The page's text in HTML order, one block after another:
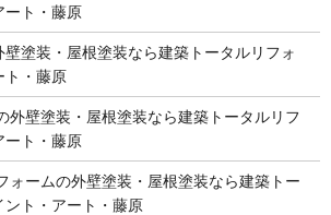
ート・藤原
塗装・屋根塗装なら建築トータルリフォ
ト・藤原
外壁塗装・屋根塗装なら建築トータルリフ
ート・藤原
ォームの外壁塗装・屋根塗装なら建築トー
ント・アート・藤原